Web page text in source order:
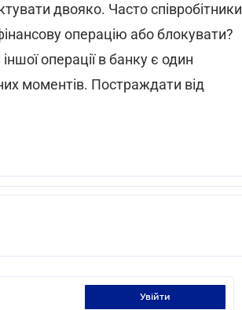
двояко. Часто співробітники
операцію або блокувати?
операції в банку є один
моментів. Постраждати від
увійти